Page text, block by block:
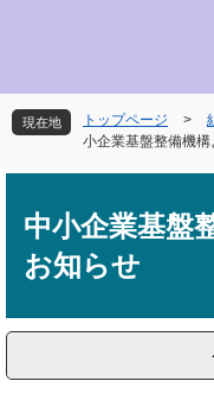
先
頭
を
飛
現在地 トップページ >
小企業基盤整備機
中小企業基盤
お知らせ